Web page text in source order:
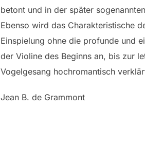
betont und in der später
Ebenso wird das Charakteristische
Einspielung ohne die profunde und
der Violine des Beginns an, bis zur
Vogelgesang hochromantisch
Jean B. de Grammont